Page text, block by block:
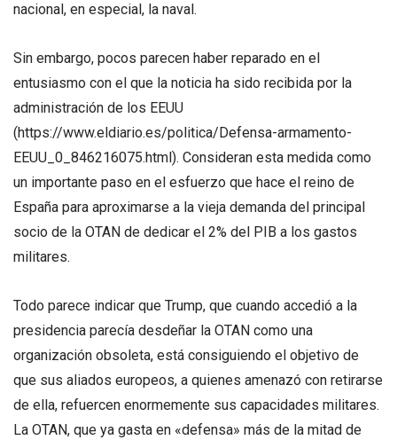
nacional, en especial, la naval.
Sin embargo, pocos parecen haber reparado en el
entusiasmo con el que la noticia ha sido recibida por la
administración de los EEUU
(https://www.eldiario.es/politica/Defensa-armamento-
EEUU_0_846216075.html). Consideran esta medida como
un importante paso en el esfuerzo que hace el reino de
España para aproximarse a la vieja demanda del principal
socio de la OTAN de dedicar el 2% del PIB a los gastos
militares.
Todo parece indicar que Trump, que cuando accedió a la
presidencia parecía desdeñar la OTAN como una
organización obsoleta, está consiguiendo el objetivo de
que sus aliados europeos, a quienes amenazó con retirarse
de ella, refuercen enormemente sus capacidades militares.
La OTAN, que ya gasta en «defensa» más de la mitad de